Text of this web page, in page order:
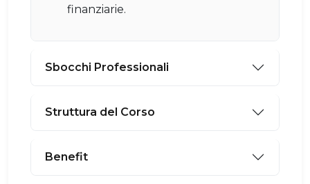
finanziarie.
Sbocchi Professionali
Struttura del Corso
Benefit